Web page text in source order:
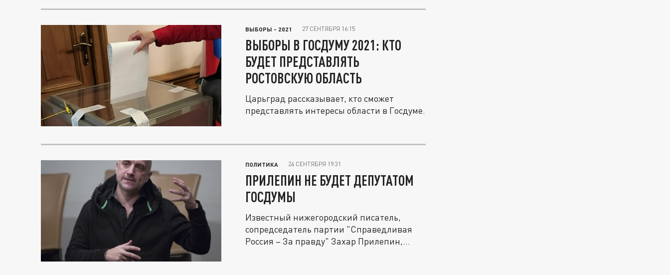
ВЫБОРЫ - 2021 27 СЕНТЯБРЯ 16:15
ВЫБОРЫ В ГОСДУМУ 2021: КТО
БУДЕТ ПРЕДСТАВЛЯТЬ
РОСТОВСКУЮ ОБЛАСТЬ
Царьград рассказывает, кто сможет
представлять интересы области в Госдуме.
ПОЛИТИКА 24 СЕНТЯБРЯ 19:31
ПРИЛЕПИН НЕ БУДЕТ ДЕПУТАТОМ
ГОСДУМЫ
Известный нижегородский писатель,
сопредседатель партии "Справедливая
Россия – За правду" Захар Прилепин,...